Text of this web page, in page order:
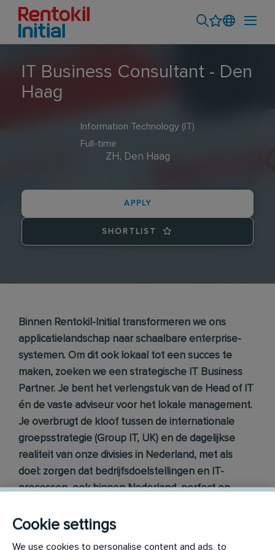
IT Business Consultant - Den
Haag
Information Technology (IT)
Full-time
ZH, Den Haag
APPLY
SHORTLIST
Binnen Rentokil-Initial transformeren we ons
applicatielandschap naar schaalbare enterprise-
systemen. Om dit ook lokaal tot een succes te
maken, zoeken we een strategische IT Business
Partner. Je bent het verlengstuk van de Head of IT
én de vaste adviseur voor het lokale management.
Je overbrugt de kloof tussen de internationale
groepsstrategie (Group IT, UK) en de dagelijkse
realiteit van onze divisies in Nederland, met als
doel: zorgen dat bedrijfsdoelstellingen en IT-
processen, ook binnen Nederland, perfect op
Cookie settings
We use cookies to personalise content and ads, to